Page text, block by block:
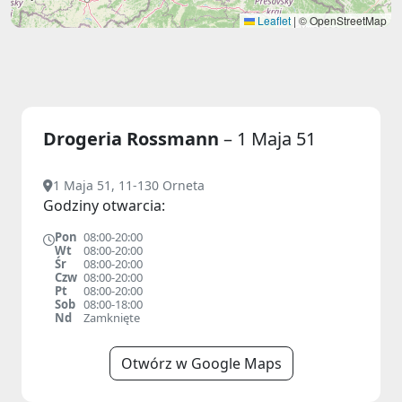
Leaflet | © OpenStreetMap
Drogeria Rossmann – 1 Maja 51
1 Maja 51, 11-130 Orneta
Godziny otwarcia:
Pon 08:00-20:00
Wt
08:00-20:00
Śr
08:00-20:00
Czw 08:00-20:00
Pt
08:00-20:00
Sob 08:00-18:00
Nd
Zamknięte
Otwórz w Google Maps